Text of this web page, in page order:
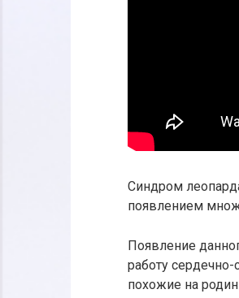
Синдром
появлением
Появление
работу
похожие на